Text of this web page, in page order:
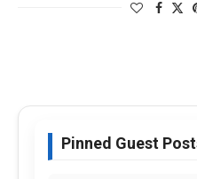
Pinned Guest